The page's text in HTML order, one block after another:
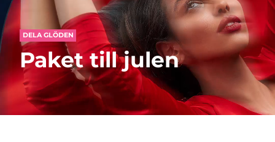
DELA GLÖDEN
Paket till julen
Mina enheter
Mina beställningar
Mina adresser
Mina prenumerationer
FAQ™ Pure Beauty-Tech Elixir
issa™ Teeth Whitening Set
English Deutsch
Español
Français
Italiano
Português
Polski
Svenska
Русский
Türkçe
简体中文 繁體中文
Leveransland